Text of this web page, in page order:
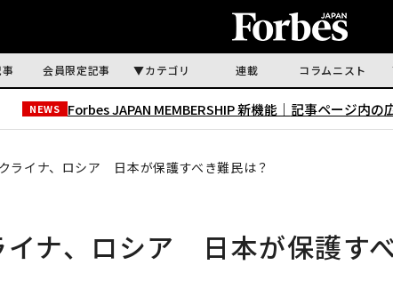
会員限定記事 カテゴリ 連載 コラムニスト
NEWS Forbes JAPAN MEMBERSHIP 新機能｜ 記事ページ内の
ライナ、ロシア 日本が保護すべき難民は？
イナ、ロシア 日本が保護す